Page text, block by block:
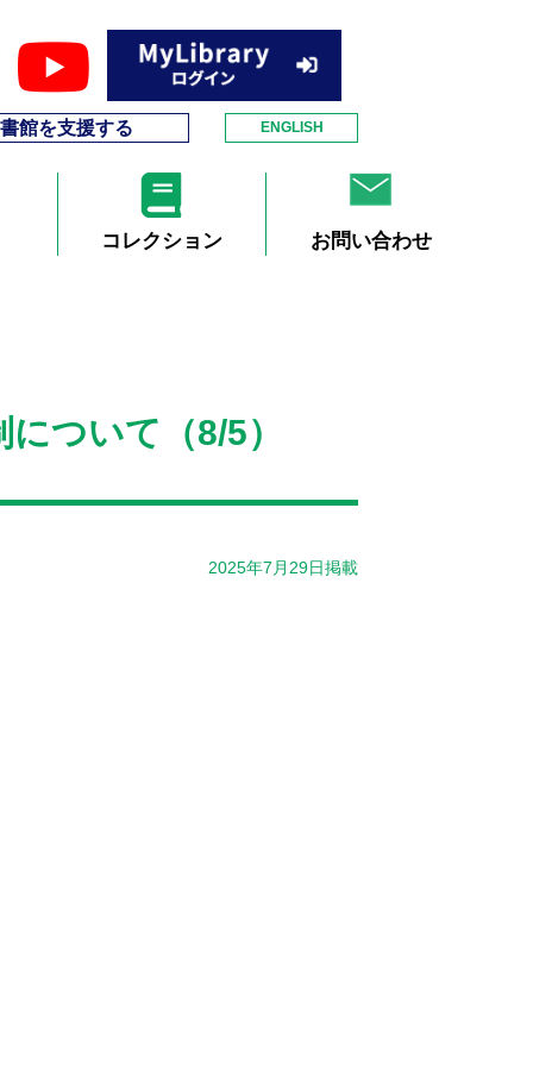
ENGLISH
館を支援する
コレクション お問い合わせ
ついて（8/5）
2025年7月29日掲載